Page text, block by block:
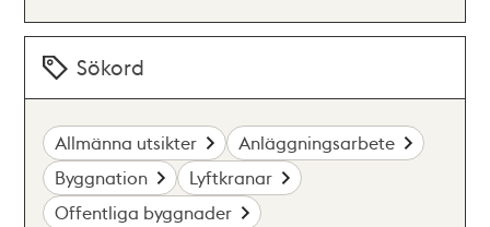
Sökord
Allmänna utsikter
Anläggningsarbete
Byggnation
Lyftkranar
Offentliga byggnader